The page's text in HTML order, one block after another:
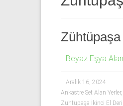
Yerler
|
0
543
592
Beyaz Eşya
Aralık 16, 2024
Ankastre Set Alan Yerler,
Zühtüpaşa İkinci El